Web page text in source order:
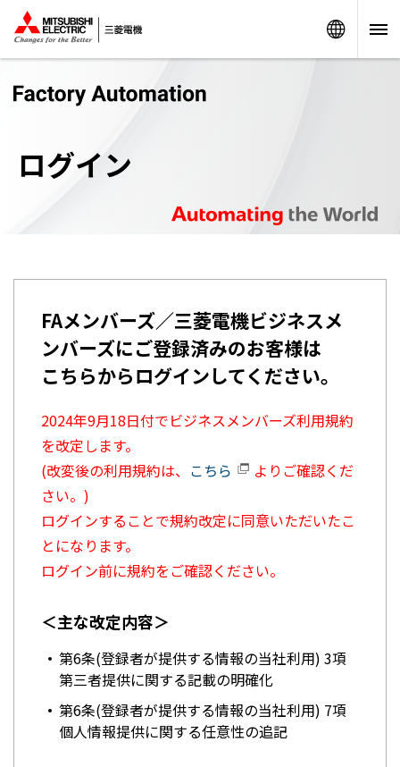
ログイン
FAメンバーズ／三菱電機ビジネスメ
ンバーズにご登録済みのお客様は
こちらからログインしてください。
2024年9月18日付でビジネスメンバーズ利用規約
を改定します。
(改変後の利用規約は、 こちら
よりご確認くだ
さい。)
ログインすることで規約改定に同意いただいたこ
とになります。
ログイン前に規約をご確認ください。
＜主な改定内容＞
第6条(登録者が提供する情報の当社利用) 3項
第三者提供に関する記載の明確化
第6条(登録者が提供する情報の当社利用) 7項
個人情報提供に関する任意性の追記